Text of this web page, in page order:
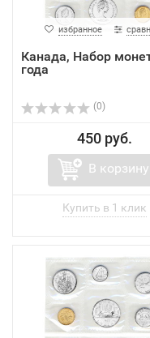
избранное
Канада, Набор
года
(0)
450 руб.
В корзину